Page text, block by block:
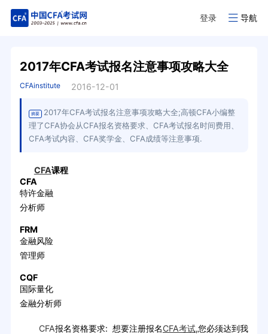
登录 导航
2017年CFA考试报名注意事项攻略大全
CFAinstitute 2016-12-01
摘要
2017年CFA考试报名注意事项攻略大全;高顿CFA小编整
理了CFA协会从CFA报名资格要求、CFA考试报名时间费用、
CFA考试内容、CFA奖学金、CFA成绩等注意事项.
CFA课程
CFA
特许金融
分析师
FRM
金融风险
管理师
CQF
国际量化
金融分析师
CFA报名资格要求: 想要注册报名CFA考试,您必须达到我